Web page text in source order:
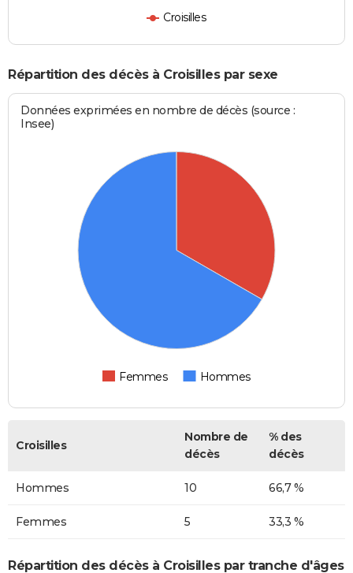
Croisilles
Répartition des décès à Croisilles par sexe
Données exprimées en nombre de décès (source :
Insee)
Femmes Hommes
Croisilles
Nombre de
décès
% des
décès
Hommes 10 66,7 %
Femmes 5 33,3 %
Répartition des décès à Croisilles par tranche d'âges